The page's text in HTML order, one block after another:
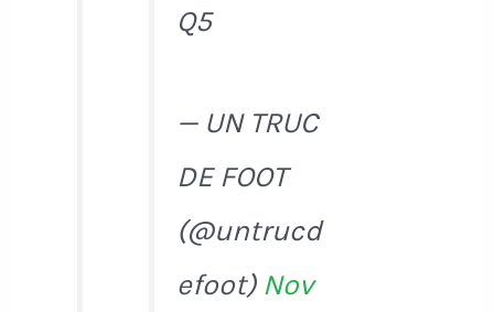
Q5
— UN TRUC
DE FOOT
(@untrucd
efoot) Nov